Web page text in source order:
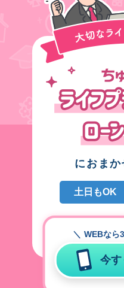
におまか
土日もOK
WEBなら
今す